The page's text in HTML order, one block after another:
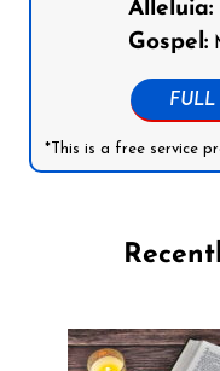
Alleluia:
Gospel:
FULL
*This is a free service